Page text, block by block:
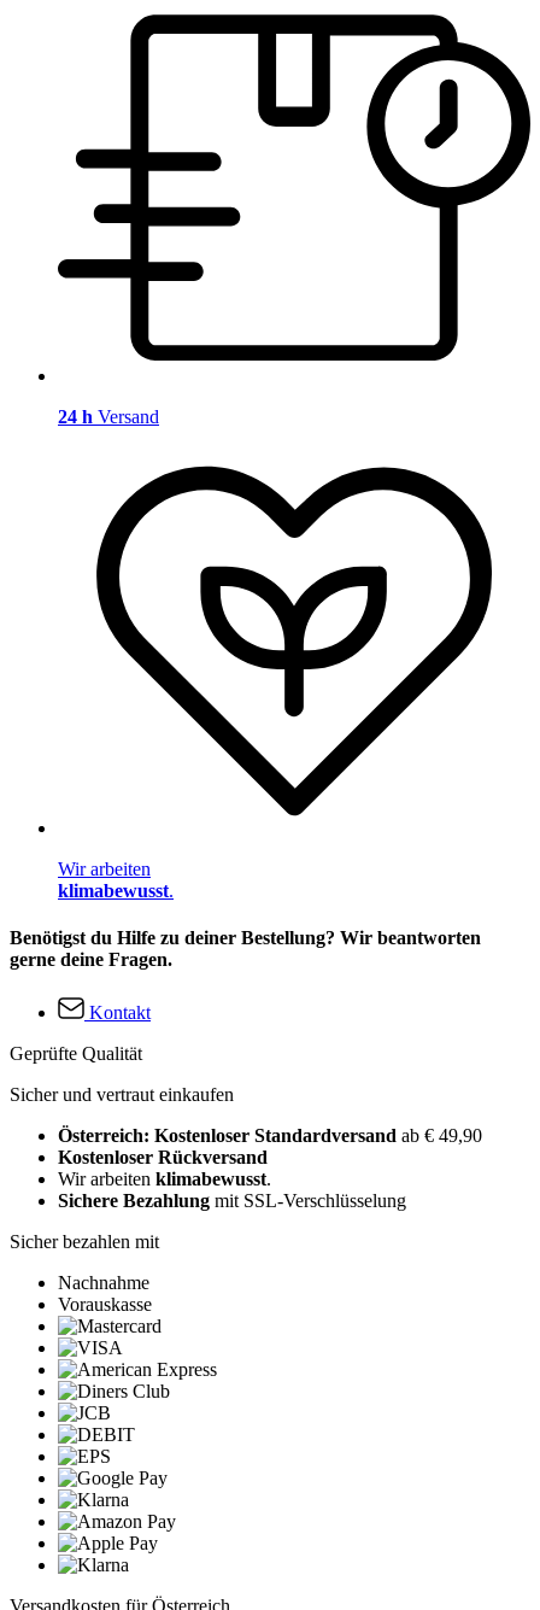
24 h Versand
Wir arbeiten
klimabewusst.
Benötigst du Hilfe zu deiner Bestellung? Wir beantworten
gerne deine Fragen.
Kontakt
Geprüfte Qualität
Sicher und vertraut einkaufen
Österreich: Kostenloser Standardversand ab € 49,90
Kostenloser Rückversand
Wir arbeiten klimabewusst.
Sichere Bezahlung mit SSL-Verschlüsselung
Sicher bezahlen mit
Nachnahme
Vorauskasse
Versandkosten für Österreich